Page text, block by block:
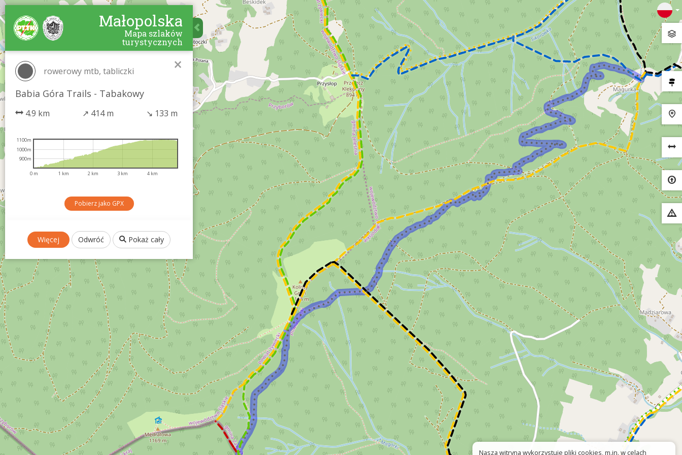
Małopolska
Mapa szlaków
turystycznych
×
rowerowy mtb, tabliczki
Babia Góra Trails - Tabakowy
4.9 km ↗ 414 m ↘ 133 m
0 m 1 km 2 km 3 km 4 km
900m
1000m
1100m
Pobierz jako GPX
Więcej Odwróć Pokaż cały
Nasza witryna wykorzystuje pliki cookies, m.in. w celach